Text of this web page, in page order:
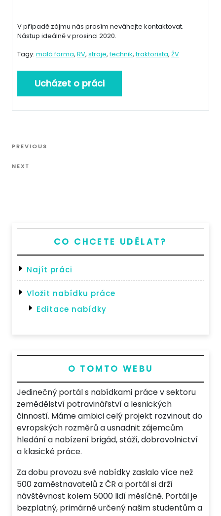
V případě zájmu nás prosím neváhejte kontaktovat.
Nástup ideálně v prosinci 2020.
Tagy: malá farma, RV, stroje,technik,traktorista, ŽV
Navigace
příspěvek
Previous
PREVIOUS
Next
NEXT
CO CHCETE UDĚLAT?
Najít práci
Vložit nabídku práce
Editace nabídky
O TOMTO WEBU
Jedinečný portál s nabídkami práce v sektoru
zemědělství potravinářství a lesnických
činností. Máme ambici celý projekt rozvinout do
evropských rozměrů a usnadnit zájemcům
hledání a nabízení brigád, stáží, dobrovolnictví
a klasické práce.
Za dobu provozu své nabídky zaslalo více než
500 zaměstnavatelů z ČR a portál si drží
návštěvnost kolem 5000 lidí měsíčně. Portál je
bezplatný, primárně určený našim studentům a